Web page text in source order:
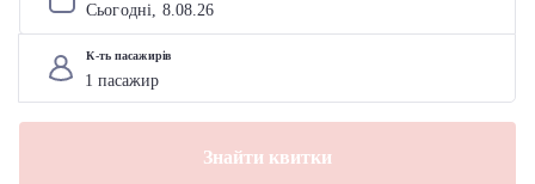
Сьогодні, 8.08.26
К-ть пасажирів
Знайти квитки